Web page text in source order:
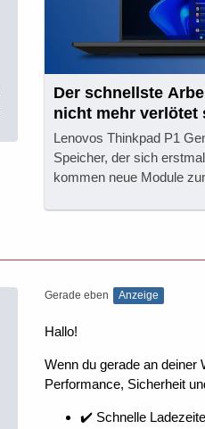
Der schnellste
nicht mehr verlötet
Lenovos Thinkpad P1
Speicher, der sich
kommen neue Module
Gerade eben Anzeige
Hallo!
Wenn du gerade an deiner
Performance, Sicherheit
✔️ Schnelle